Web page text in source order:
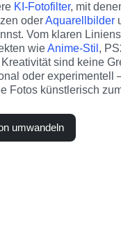
KI-Fotofilter, mit
oder Aquarellbilder
Vom klaren
wie Anime-Stil ,
sind keine
oder experimentell
Fotos künstlerisch
umwandeln